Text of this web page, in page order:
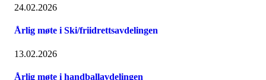
24.02.2026
Årlig møte i Ski/friidrettsavdelingen
13.02.2026
Årlig møte i handballavdelingen